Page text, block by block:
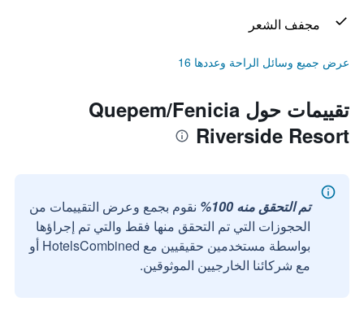
مجفف الشعر
عرض جميع وسائل الراحة وعددها 16
تقييمات حول Quepem/Fenicia
Riverside Resort
تم التحقق منه 100%
نقوم بجمع وعرض التقييمات من
الحجوزات التي تم التحقق منها فقط والتي تم إجراؤها
بواسطة مستخدمين حقيقيين مع HotelsCombined أو
مع شركائنا الخارجيين الموثوقين.